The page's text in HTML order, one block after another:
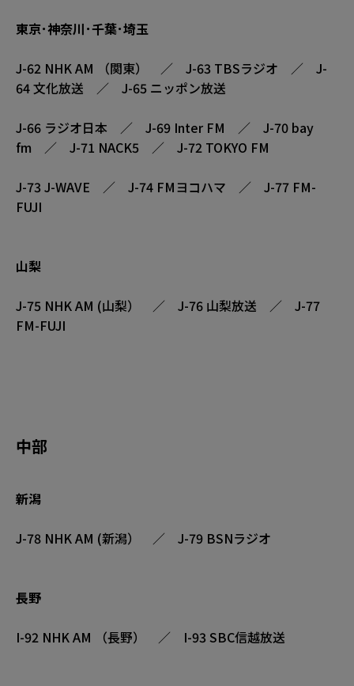
東京･神奈川･千葉･埼玉
J-62 NHK AM （関東） ／ J-63 TBSラジオ ／ J-
64 文化放送 ／ J-65 ニッポン放送
J-66 ラジオ日本 ／ J-69 Inter FM ／ J-70 bay
fm ／ J-71 NACK5 ／ J-72 TOKYO FM
J-73 J-WAVE ／ J-74 FMヨコハマ ／ J-77 FM-
FUJI
山梨
J-75 NHK AM (山梨） ／ J-76 山梨放送 ／ J-77
FM-FUJI
中部
新潟
J-78 NHK AM (新潟） ／ J-79 BSNラジオ
長野
I-92 NHK AM （長野） ／ I-93 SBC信越放送